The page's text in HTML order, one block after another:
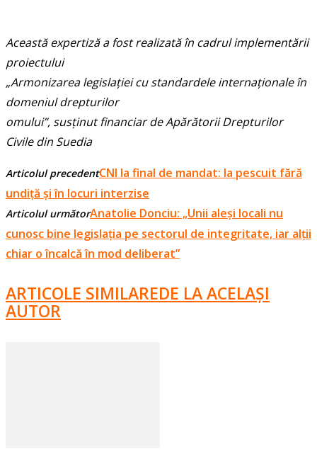
Această expertiză a fost realizată în cadrul implementării
proiectului
„Armonizarea legislației cu standardele internaționale în
domeniul drepturilor
omului”, susținut financiar de Apărătorii Drepturilor
Civile din Suedia
Articolul precedentCNI la final de mandat: la pescuit fără
undiță și în locuri interzise
Articolul următorAnatolie Donciu: „Unii aleși locali nu
cunosc bine legislația pe sectorul de integritate, iar alții
chiar o încalcă în mod deliberat”
ARTICOLE SIMILAREDE LA ACELAȘI
AUTOR